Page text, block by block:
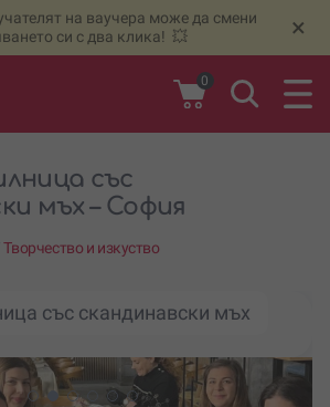
на ваучера може да смени
си с два клика! 💥
×
0
със
мъх – София
Творчество и изкуство
със скандинавски мъх